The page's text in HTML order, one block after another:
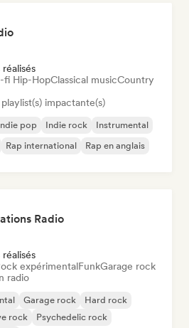
fi Hip-HopClassical musicCountry
impactante(s)
pop Indie rock
Instrumental
Rap international Rap en anglais
Radio
expérimentalFunkGarage rock
radio
Garage rock
Hard rock
rock
Psychedelic rock